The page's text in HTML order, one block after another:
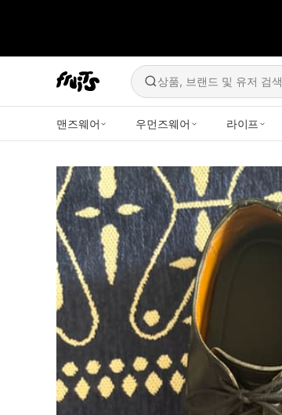
상품, 브랜드 및 유저 검색
맨즈웨어 우먼즈웨어 라이프